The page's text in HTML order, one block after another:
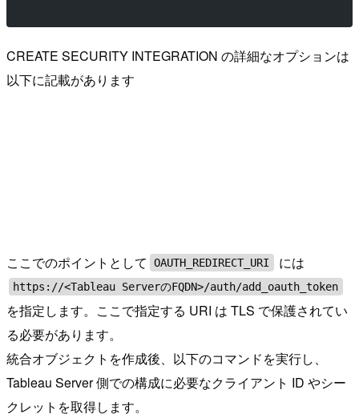
CREATE SECURITY INTEGRATION の詳細なオプションは
以下に記載があります
ここでのポイントとして OAUTH_REDIRECT_URI には
https://<Tableau ServerのFQDN>/auth/add_oauth_token
を指定します。ここで指定する URI は TLS で保護されてい
る必要があります。
統合オブジェクトを作成後、以下のコマンドを実行し、
Tableau Server 側での構成に必要なクライアント ID やシー
クレットを取得します。